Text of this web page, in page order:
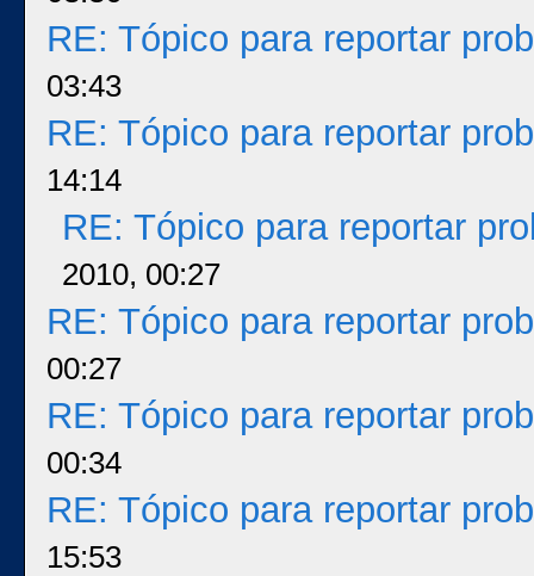
RE: Tópico para reportar
03:43
RE: Tópico para reportar
14:14
RE: Tópico para reportar
2010, 00:27
RE: Tópico para reportar
00:27
RE: Tópico para reportar
00:34
RE: Tópico para reportar
15:53